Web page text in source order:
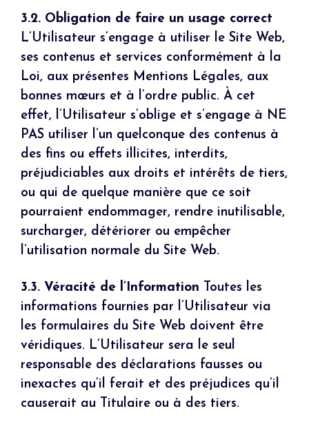
3.2. Obligation de faire un usage correct
L’Utilisateur s’engage à utiliser le Site Web,
ses contenus et services conformément à la
Loi, aux présentes Mentions Légales, aux
bonnes mœurs et à l’ordre public. À cet
effet, l’Utilisateur s’oblige et s’engage à NE
PAS utiliser l’un quelconque des contenus à
des fins ou effets illicites, interdits,
préjudiciables aux droits et intérêts de tiers,
ou qui de quelque manière que ce soit
pourraient endommager, rendre inutilisable,
surcharger, détériorer ou empêcher
l’utilisation normale du Site Web.
3.3. Véracité de l’Information Toutes les
informations fournies par l’Utilisateur via
les formulaires du Site Web doivent être
véridiques. L’Utilisateur sera le seul
responsable des déclarations fausses ou
inexactes qu’il ferait et des préjudices qu’il
causerait au Titulaire ou à des tiers.